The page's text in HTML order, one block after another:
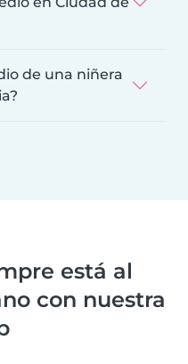
de una niñera
está al
con nuestra